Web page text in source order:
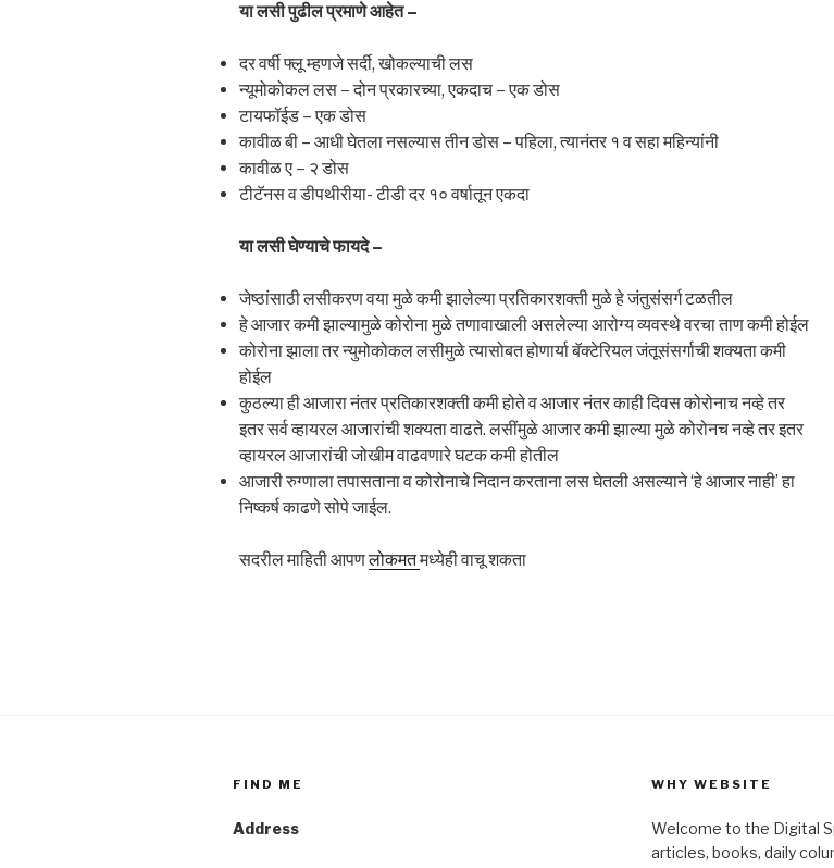
यालसीपुढीलप्रमाणेआहेत–
दर वर्षी फ्लू म्हणजे सर्दी, खोकल्याची लस
न्यूमोकोकल लस – दोन प्रकारच्या, एकदाच – एक डोस
टायफॉईड – एक डोस
कावीळ बी – आधी घेतला नसल्यास तीन डोस – पहिला, त्यानंतर १ व सहा महिन्यांनी
कावीळ ए – २ डोस
टीटॅनस व डीपथीरीया- टीडी दर १० वर्षातून एकदा
या लसी घेण्याचे फायदे –
जेष्ठांसाठी लसीकरण वया मुळे कमी झालेल्या प्रतिकारशक्ती मुळे हे जंतुसंसर्ग टळतील
हे आजार कमी झाल्यामुळे कोरोना मुळे तणावाखाली असलेल्या आरोग्य व्यवस्थे वरचा ताण कमी होईल
कोरोना झाला तर न्युमोकोकल लसीमुळे त्यासोबत होणार्या बॅक्टेरियल जंतूसंसर्गाची शक्यता कमी
होईल
कुठल्या ही आजारा नंतर प्रतिकारशक्ती कमी होते व आजार नंतर काही दिवस कोरोनाच नव्हे तर
इतर सर्व व्हायरल आजारांची शक्यता वाढते. लसींमुळे आजार कमी झाल्या मुळे कोरोनच नव्हे तर इतर
व्हायरल आजारांची जोखीम वाढवणारे घटक कमी होतील
आजारी रुग्णाला तपासताना व कोरोनाचे निदान करताना लस घेतली असल्याने ‘हे आजार नाही’ हा
निष्कर्ष काढणे सोपे जाईल.
सदरील माहिती आपणलोकमतमध्येही वाचू शकता
FIND ME
Address
WHY WEBSITE
Welcome to the Digital
articles, books, daily